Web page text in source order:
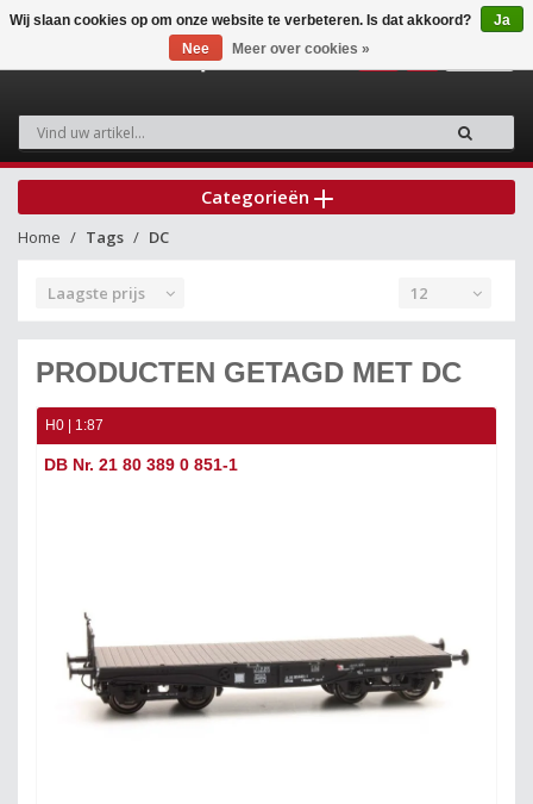
Categorieën
Home Tags DC
Laagste prijs 12
PRODUCTEN GETAGD MET DC
H0 | 1:87
DB Nr. 21 80 389 0 851-1
Wij slaan cookies op om onze website te verbeteren. Is dat akkoord?
Ja
Nee
Meer over cookies »